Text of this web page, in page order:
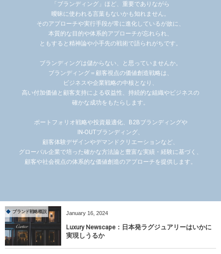
「ブランディング」ほど、重要でありながら
曖昧に使われる言葉もないかも知れません。
そのアプローチや実行手段が常に進化しているが故に、
本質的な目的や体系的アプローチが忘れられ、
ともすると精神論や小手先の戦術で語られがちです。
ブランディングは儲からない、と思っていませんか。
ブランディング＝顧客視点の価値創造戦略は、
ビジネスや企業戦略の中核となり、
高い付加価値と顧客支持による収益性、持続的な組織やビジネスの
確かな成功をもたらします。
ポートフォリオ戦略や投資最適化、B2Bブランディングや
IN-OUTブランディング、
顧客体験デザインやデマンドクリエーションなど、
グローバル企業で培った確かな方法論と豊富な実績・経験に基づく、
顧客や社会視点の体系的な価値創造のアプローチを提供します。
ブランド戦略概説 January 16, 2024
Luxury Newscape：日本発ラグジュアリーはいかに
実現しうるか